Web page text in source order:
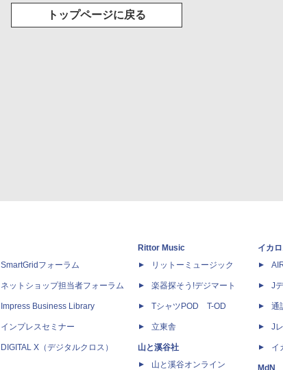
トップページに戻る
SmartGridフォーラム
ネットショップ担当者フォーラム
Impress Business Library
インプレスセミナー
DIGITAL X（デジタルクロス）
Rittor Music
リットーミュージック
楽器探そう!デジマート
TシャツPOD T-OD
立東舎
山と溪谷社
山と溪谷オンライン
イカ
J
通
J
イ
MdN